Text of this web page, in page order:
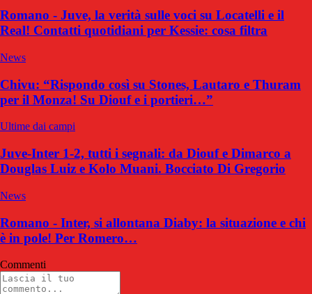
Romano - Juve, la verità sulle voci su Locatelli e il
Real! Contatti quotidiani per Kessie: cosa filtra
News
Chivu: “Rispondo così su Stones, Lautaro e Thuram
per il Monza! Su Diouf e i portieri…”
Ultime dai campi
Juve-Inter 1-2, tutti i segnali: da Diouf e Dimarco a
Douglas Luiz e Kolo Muani. Bocciato Di Gregorio
News
Romano - Inter, si allontana Diaby: la situazione e chi
è in pole! Per Romero…
Commenti